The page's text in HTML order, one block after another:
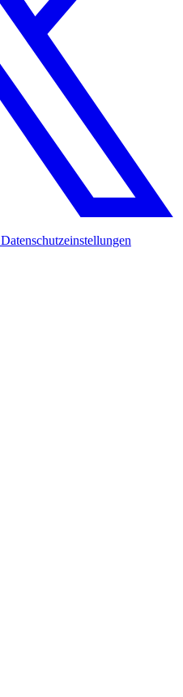
Datenschutzeinstellungen